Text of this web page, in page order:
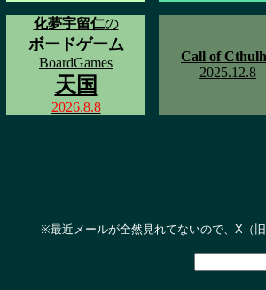
化夢宇留仁の
ボードゲーム
BoardGames
天国
2026.8.8
Call of
2025.12.8
※最近メールが全然見れてないので、X（